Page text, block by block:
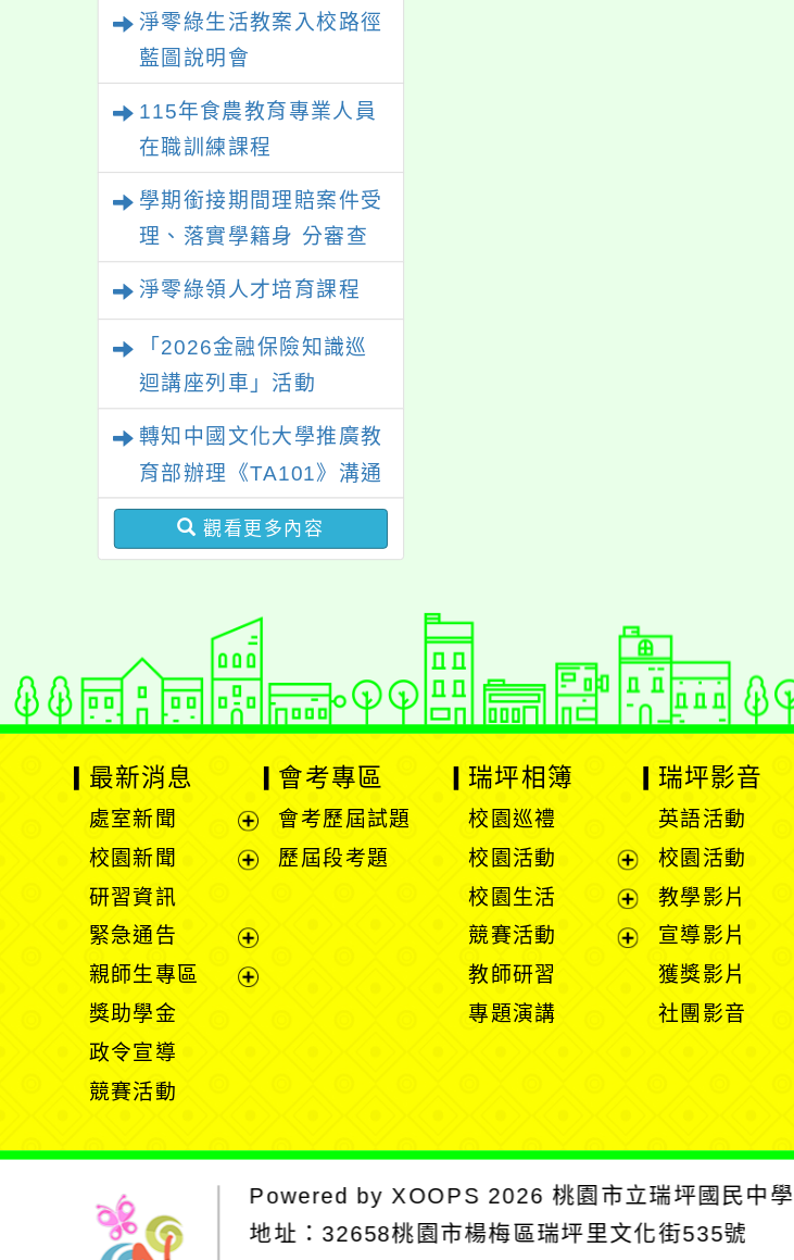
淨零綠生活教案入校路徑
藍圖說明會
115年食農教育專業人員
在職訓練課程
學期銜接期間理賠案件受
理、落實學籍身 分審查
程序及理賠申請書改版
淨零綠領人才培育課程
「2026金融保險知識巡
迴講座列車」活動
轉知中國文化大學推廣教
育部辦理《TA101》溝通
分析基礎認證課程，歡迎
學生輔導中心人員，以及
作等相關系所師生報名參
加。
觀看更多內容
最新消息
處室新聞
展
開
單
校園新聞
選
單
研習資訊
緊急通告
展
親師生專區
獎助學金
政令宣導
競賽活動
會考專區
會考歷屆試題
歷屆段考題
瑞坪相簿
校園巡禮
校園活動
展
選
校園生活
展
競賽活動
教師研習
專題演講
瑞坪影音
英語活動
校園活動
教學影片
宣導影片
獲獎影片
社團影音
Powered byXOOPS 2026桃園市立瑞坪國民中學
地址： 32658桃園市楊梅區瑞坪里文化街535號